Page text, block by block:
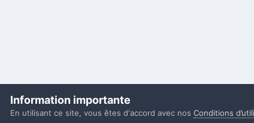
Information importante
En utilisant ce site, vous êtes d'accord avec nos Conditions